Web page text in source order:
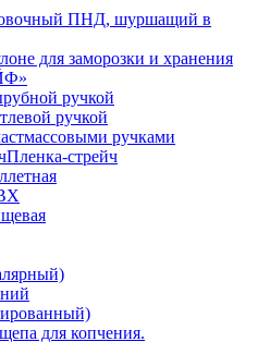
ПНД, шуршащий в
для заморозки и хранения
ручкой
ручкой
ручками
Пленка-стрейч